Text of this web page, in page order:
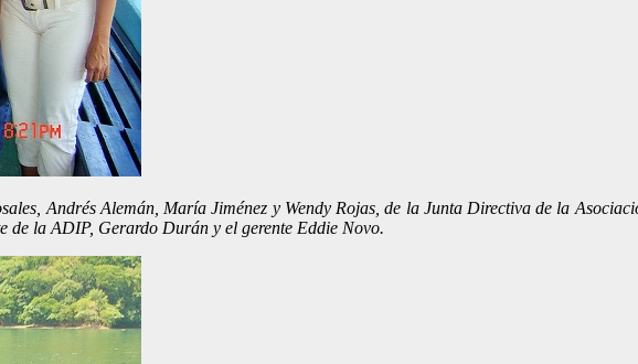
Andrés Alemán, María Jiménez y Wendy Rojas, de la Junta Directiva de la
de la ADIP, Gerardo Durán y el gerente Eddie Novo.